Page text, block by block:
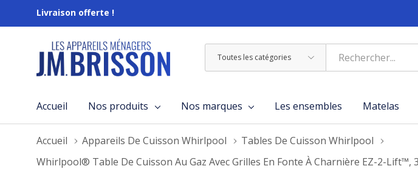
Livraison offerte !
Toutes
les
Rechercher
Accueil Nos produits Nos marques Les ensembles Matelas
Accueil Appareils De Cuisson Whirlpool
Tables De Cuisson Whirlpool
Whirlpool® Table De Cuisson Au Gaz Avec Grilles En Fonte À Charnière EZ-2-Lift™,